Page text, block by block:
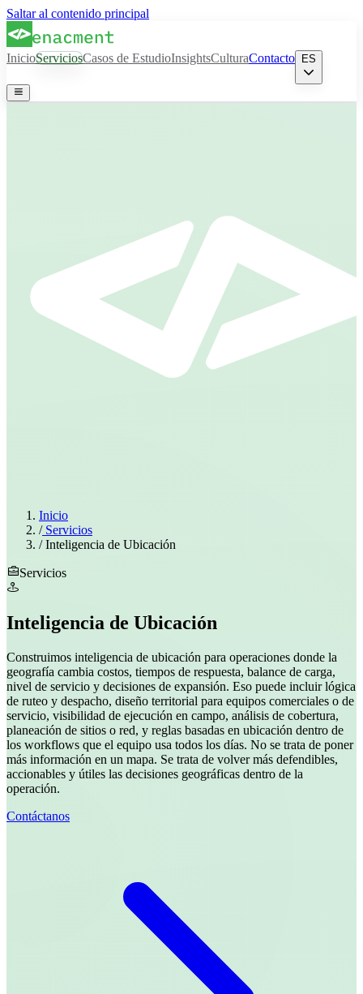
Saltar al contenido principal
InicioServiciosCasos de EstudioInsightsCulturaContacto ES
Inicio
/Servicios
/Inteligencia de Ubicación
Servicios
Inteligencia de Ubicación
Construimos inteligencia de ubicación para operaciones donde la
geografía cambia costos, tiempos de respuesta, balance de carga,
nivel de servicio y decisiones de expansión. Eso puede incluir lógica
de ruteo y despacho, diseño territorial para equipos comerciales o de
servicio, visibilidad de ejecución en campo, análisis de cobertura,
planeación de sitios o red, y reglas basadas en ubicación dentro de
los workflows que el equipo usa todos los días. No se trata de poner
más información en un mapa. Se trata de volver más defendibles,
accionables y útiles las decisiones geográficas dentro de la
operación.
Contáctanos